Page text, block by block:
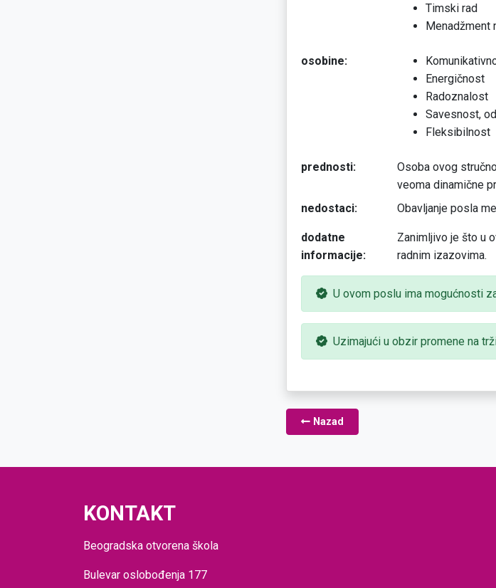
Timski rad
Menadžment
osobine:
Energičnost
Radoznalost
Savesnost,
Fleksibilnost
prednosti:
Osoba ovog
veoma dinamične
nedostaci:
Obavljanje posla
dodatne
informacije:
Zanimljivo je što u
radnim izazovima.
U ovom poslu ima mogućnosti
Uzimajući u obzir promene na
Nazad
KONTAKT
Beogradska otvorena škola
Bulevar oslobođenja 177